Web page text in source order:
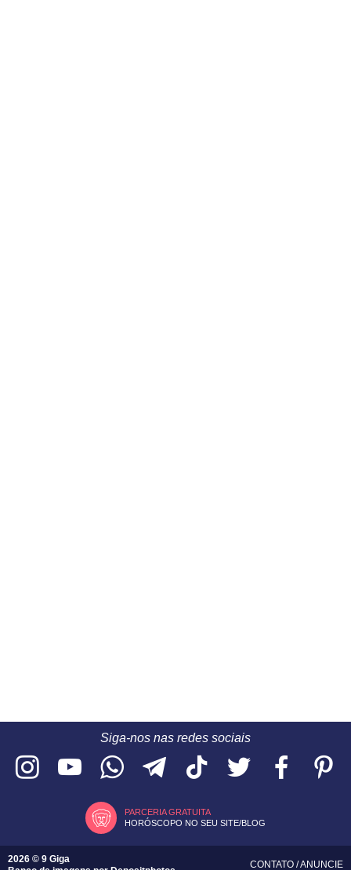
Siga-nos nas redes sociais
PARCERIA GRATUITA
HORÓSCOPO NO SEU SITE/BLOG
2026 © 9 Giga
CONTATO /ANUNCIE